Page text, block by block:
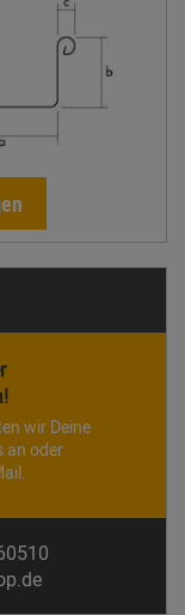
wir Deine
an oder